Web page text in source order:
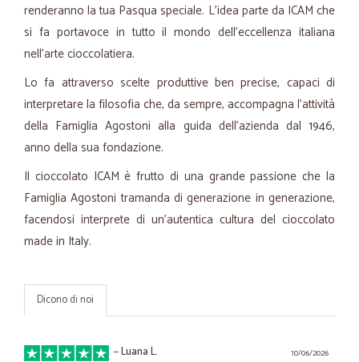
renderanno la tua Pasqua speciale. L'idea parte da ICAM che
si fa portavoce in tutto il mondo dell’eccellenza italiana
nell'arte cioccolatiera.
Lo fa attraverso scelte produttive ben precise, capaci di
interpretare la filosofia che, da sempre, accompagna l’attività
della Famiglia Agostoni alla guida dell’azienda dal 1946,
anno della sua fondazione.
Il cioccolato ICAM è frutto di una grande passione che la
Famiglia Agostoni tramanda di generazione in generazione,
facendosi interprete di un’autentica cultura del cioccolato
made in Italy.
Dicono di noi
10/06/2026
—Luana L.